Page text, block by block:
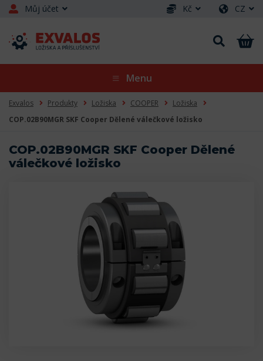
Můj účet Kč CZ
Menu
Exvalos Produkty Ložiska COOPER
Ložiska
COP.02B90MGR SKF Cooper Dělené válečkové ložisko
COP.02B90MGR SKF Cooper Dělené
válečkové ložisko